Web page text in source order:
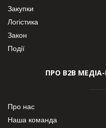
Закупки
Логістика
Закон
Події
ПРО В2В МЕДІА-
Про нас
Наша команда